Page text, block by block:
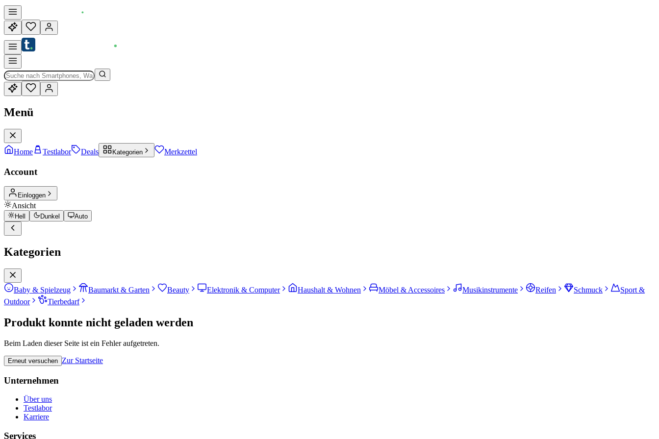
Menü
Home Testlabor Deals Kategorien Merkzettel
Account
Einloggen
Ansicht
Hell Dunkel Auto
Kategorien
Baby & Spielzeug Baumarkt & Garten Beauty Elektronik & Computer Haushalt & Wohnen Möbel & Accessoires Musikinstrumente Reifen Schmuck
Sport &
Outdoor
Tierbedarf
Produkt konnte nicht geladen werden
Beim Laden dieser Seite ist ein Fehler aufgetreten.
Erneut versuchen Zur Startseite
Unternehmen
Über uns
Testlabor
Karriere
Services